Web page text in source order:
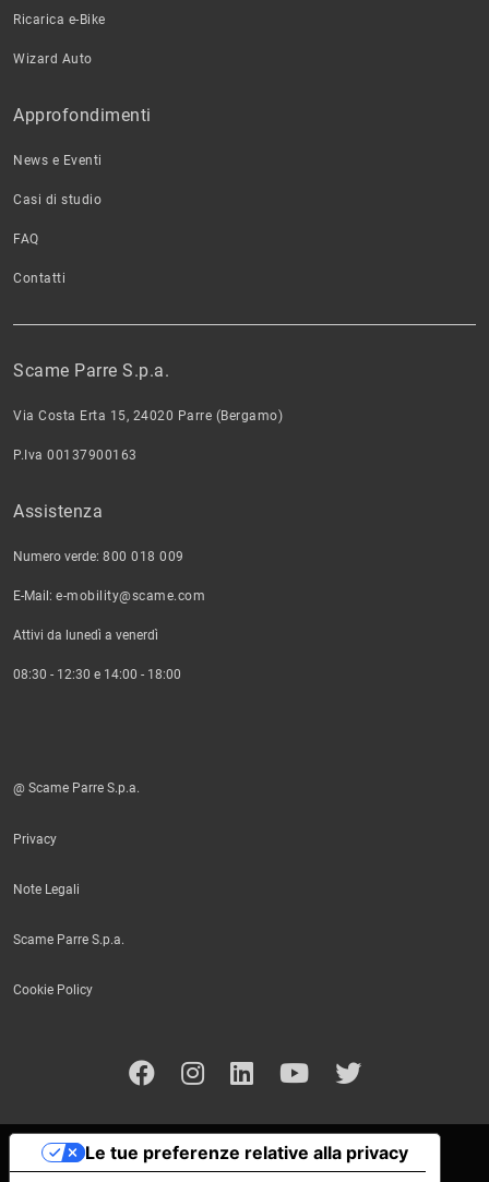
Scame Parre S.p.a.
Via Costa Erta 15, 24020 Parre (Bergamo)
P.Iva 00137900163
Assistenza
Numero verde: 800 018 009
E-Mail: e-mobility@scame.com
Attivi da lunedì a venerdì
08:30 - 12:30 e 14:00 - 18:00
Ricarica e-Bike
Wizard Auto
Approfondimenti
News e Eventi
Casi di studio
FAQ
Contatti
@ Scame Parre S.p.a.
Privacy
Note Legali
Scame Parre S.p.a.
Cookie Policy
Le tue preferenze relative alla privacy